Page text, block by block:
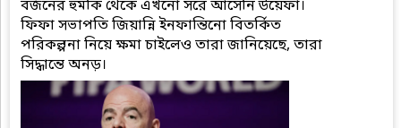
বর্জনের হুমকি থেকে এখনো সরে আসেনি উয়েফা।
ফিফা সভাপতি জিয়ান্নি ইনফান্তিনো বিতর্কিত
পরিকল্পনা নিয়ে ক্ষমা চাইলেও তারা জানিয়েছে, তারা
সিদ্ধান্তে অনড়।